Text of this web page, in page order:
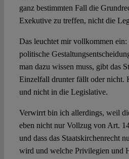
ganz bestimmten Fall die
Exekutive zu treffen, nicht die
Das leuchtet mir vollkommen
politische
man dazu wissen muss, gibt das
Einzelfall drunter fällt oder nicht.
und nicht in die Legislative.
Verwirrt bin ich allerdings, weil
eben nicht nur Vollzug von Art.
und dass das Staatskirchenrecht
wird und welche Privilegien und